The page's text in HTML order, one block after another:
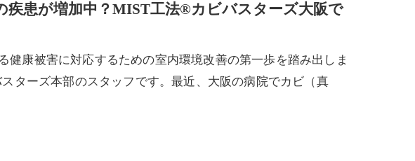
疾患が増加中？MIST工法®カビバスターズ大阪で
健康被害に対応するための室内環境改善の第一歩を踏み出しま
ターズ本部のスタッフです。最近、大阪の病院でカビ（真